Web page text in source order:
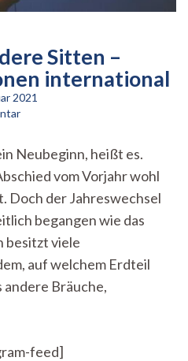
Sitten –
international
2021
zu
andere
Sitten
Silvestertraditionen
international
Neubeginn, heißt es.
vom Vorjahr wohl
Doch der Jahreswechsel
begangen wie das
besitzt viele
auf welchem Erdteil
andere Bräuche,
feed]